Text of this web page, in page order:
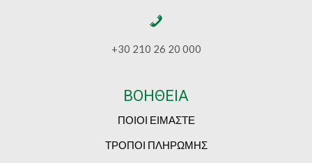
+30 210 26 20 000
ΒΟΗΘΕΙΑ
ΠΟΙΟΙ ΕΙΜΑΣΤΕ
ΤΡΟΠΟΙ ΠΛΗΡΩΜΗΣ